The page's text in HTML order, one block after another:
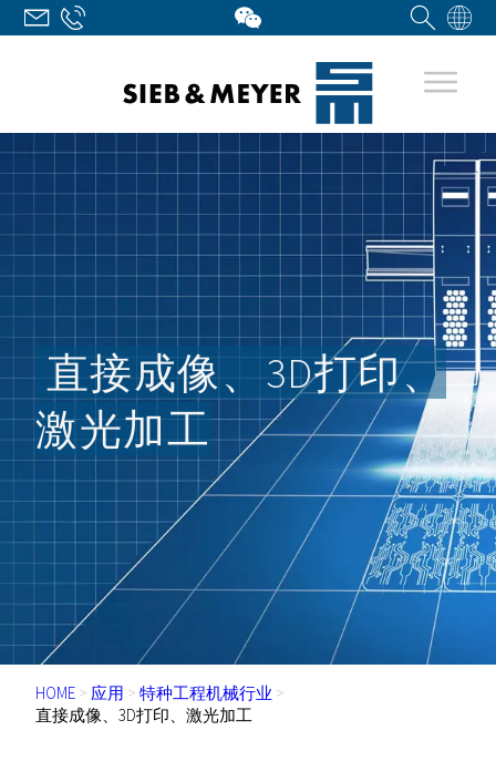
直接成像、3D打印、
激光加工
HOME > 应用 > 特种工程机械行业 >
直接成像、3D打印、激光加工